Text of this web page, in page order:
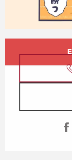
Horarios y